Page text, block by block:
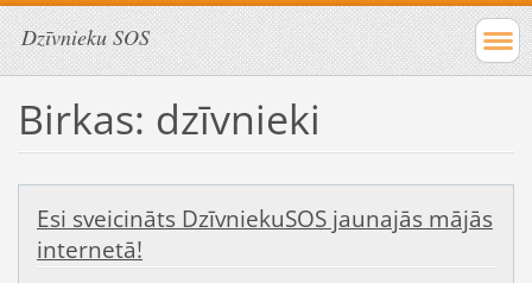
Dzīvnieku SOS
Birkas: dzīvnieki
Esi sveicināts DzīvniekuSOS jaunajās mājās
internetā!